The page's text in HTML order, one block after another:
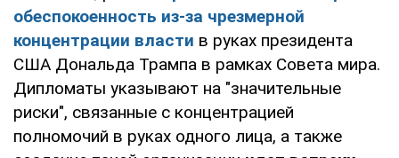
обеспокоенность из-за чрезмерной
концентрации власти в руках президента
США Дональда Трампа в рамках Совета мира.
Дипломаты указывают на "значительные
риски", связанные с концентрацией
полномочий в руках одного лица, а также